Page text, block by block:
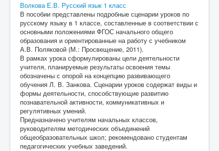
Волкова Е.В. Русский язык 1 класс
В пособии представлены подробные сценарии уроков по
русскому языку в 1 классе, составленные в соответствии с
основными положениями ФГОС начального общего
образования и ориентированные на работу с учебником
А.В. Поляковой (М.: Просвещение, 2011).
В рамках урока сформулированы цели деятельности
учителя, планируемые результаты освоения темы
обозначены с опорой на концепцию развивающего
обучения Л. В. Занкова. Сценарии уроков содержат виды и
формы деятельности, способствующие развитию
познавательной активности, коммуникативных и
регулятивных умений.
Предназначено учителям начальных классов,
руководителям методических объединений
общеобразовательных школ; рекомендовано студентам
педагогических учебных заведений.